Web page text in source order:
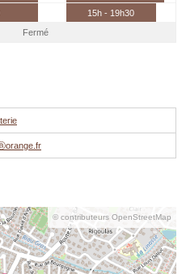
15h - 19h30
Fermé
© contributeurs OpenStreetMap